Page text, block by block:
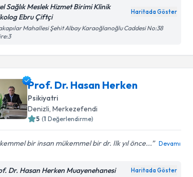
Sağlık Meslek Hizmet Birimi Klinik
Ebru Çiftçi
Haritada Göster
Mahallesi Şehit Albay Karaoğlanoğlu Caddesi No:38
Prof. Dr. Hasan Herken
Psikiyatri
Denizli, Merkezefendi
5 (1 Değerlendirme)
bir insan mükemmel bir dr. Ilk yıl önce... Devamı
Dr. Hasan Herken Muayenehanesi Haritada Göster